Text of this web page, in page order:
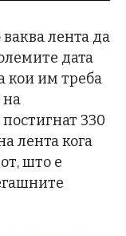
лента да
дата
кои им треба
на
330
лента кога
што е